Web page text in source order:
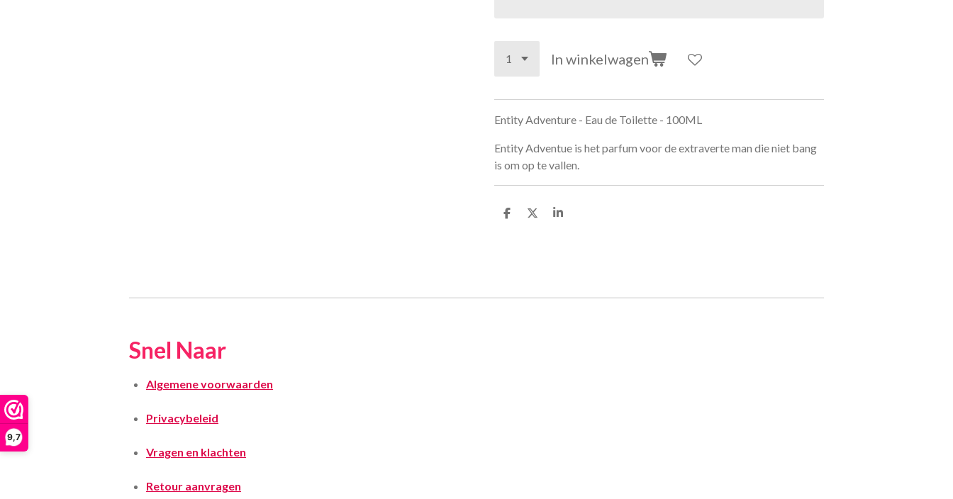
9,7
In winkelwagen
Entity Adventure - Eau de Toilette - 100ML
Entity Adventue is het parfum voor de extraverte man die niet bang
is om op te vallen.
D
D
S
Snel Naar
Algemene voorwaarden
Privacybeleid
Vragen en klachten
Retour aanvragen